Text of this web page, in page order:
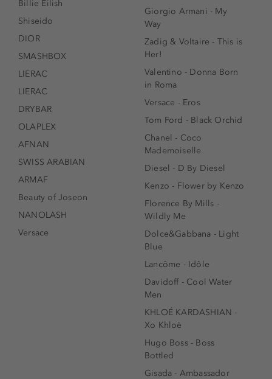
Billie Eilish
Shiseido
DIOR
SMASHBOX
LIERAC
LIERAC
DRYBAR
OLAPLEX
AFNAN
SWISS ARABIAN
ARMAF
Beauty of Joseon
NANOLASH
Versace
Giorgio Armani - My
Way
Zadig & Voltaire - This is
Her!
Valentino - Donna Born
in Roma
Versace - Eros
Tom Ford - Black Orchid
Chanel - Coco
Mademoiselle
Diesel - D By Diesel
Kenzo - Flower by Kenzo
Florence By Mills -
Wildly Me
Dolce&Gabbana - Light
Blue
Lancôme - Idôle
Davidoff - Cool Water
Men
KHLOÉ KARDASHIAN -
Xo Khloè
Hugo Boss - Boss
Bottled
Gisada - Ambassador